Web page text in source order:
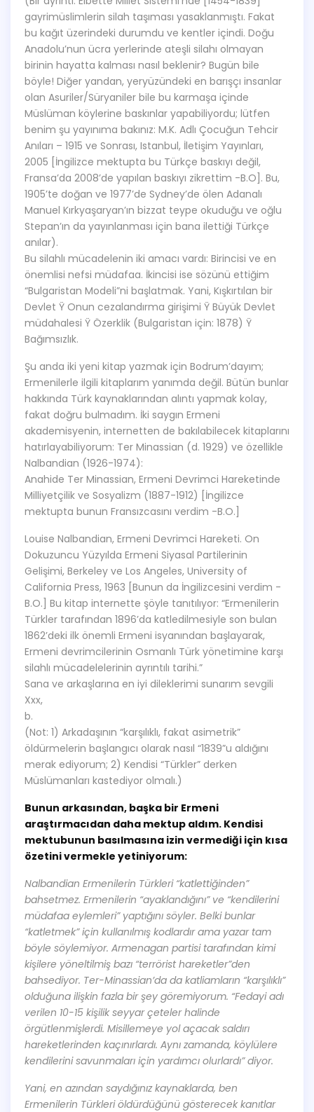
gayrimüslimlerin silah taşıması yasaklanmıştı. Fakat
bu kağıt üzerindeki durumdu ve kentler içindi. Doğu
Anadolu’nun ücra yerlerinde ateşli silahı olmayan
birinin hayatta kalması nasıl beklenir? Bugün bile
böyle! Diğer yandan, yeryüzündeki en barışçı insanlar
olan Asuriler/Süryaniler bile bu karmaşa içinde
Müslüman köylerine baskınlar yapabiliyordu; lütfen
benim şu yayınıma bakınız: M.K. Adlı Çocuğun Tehcir
Anıları – 1915 ve Sonrası, Istanbul, İletişim Yayınları,
2005 [İngilizce mektupta bu Türkçe baskıyı değil,
Fransa’da 2008’de yapılan baskıyı zikrettim -B.O]. Bu,
1905’te doğan ve 1977’de Sydney’de ölen Adanalı
Manuel Kırkyaşaryan’ın bizzat teype okuduğu ve oğlu
Stepan’ın da yayınlanması için bana ilettiği Türkçe
anılar).
Bu silahlı mücadelenin iki amacı vardı: Birincisi ve en
önemlisi nefsi müdafaa. İkincisi ise sözünü ettiğim
“Bulgaristan Modeli”ni başlatmak. Yani, Kışkırtılan bir
Devlet Ÿ Onun cezalandırma girişimi Ÿ Büyük Devlet
müdahalesi Ÿ Özerklik (Bulgaristan için: 1878) Ÿ
Bağımsızlık.
Şu anda iki yeni kitap yazmak için Bodrum’dayım;
Ermenilerle ilgili kitaplarım yanımda değil. Bütün bunlar
hakkında Türk kaynaklarından alıntı yapmak kolay,
fakat doğru bulmadım. İki saygın Ermeni
akademisyenin, internetten de bakılabilecek kitaplarını
hatırlayabiliyorum: Ter Minassian (d. 1929) ve özellikle
Nalbandian (1926-1974):
Anahide Ter Minassian, Ermeni Devrimci Hareketinde
Milliyetçilik ve Sosyalizm (1887-1912) [İngilizce
mektupta bunun Fransızcasını verdim -B.O.]
Louise Nalbandian, Ermeni Devrimci Hareketi. On
Dokuzuncu Yüzyılda Ermeni Siyasal Partilerinin
Gelişimi, Berkeley ve Los Angeles, University of
California Press, 1963 [Bunun da İngilizcesini verdim -
B.O.] Bu kitap internette şöyle tanıtılıyor: “Ermenilerin
Türkler tarafından 1896’da katledilmesiyle son bulan
1862’deki ilk önemli Ermeni isyanından başlayarak,
Ermeni devrimcilerinin Osmanlı Türk yönetimine karşı
silahlı mücadelelerinin ayrıntılı tarihi.”
Sana ve arkaşlarına en iyi dileklerimi sunarım sevgili
Xxx,
b.
(Not: 1) Arkadaşının “karşılıklı, fakat asimetrik”
öldürmelerin başlangıcı olarak nasıl “1839”u aldığını
merak ediyorum; 2) Kendisi “Türkler” derken
Müslümanları kastediyor olmalı.)
Bunun arkasından, başka bir Ermeni
araştırmacıdan daha mektup aldım. Kendisi
mektubunun basılmasına izin vermediği için kısa
özetini vermekle yetiniyorum:
Nalbandian Ermenilerin Türkleri “katlettiğinden”
bahsetmez. Ermenilerin “ayaklandığını” ve “kendilerini
müdafaa eylemleri” yaptığını söyler. Belki bunlar
“katletmek” için kullanılmış kodlardır ama yazar tam
böyle söylemiyor. Armenagan partisi tarafından kimi
kişilere yöneltilmiş bazı “terrörist hareketler”den
bahsediyor. Ter-Minassian’da da katliamların “karşılıklı”
olduğuna ilişkin fazla bir şey göremiyorum. “Fedayi adı
verilen 10-15 kişilik seyyar çeteler halinde
örgütlenmişlerdi. Misillemeye yol açacak saldırı
hareketlerinden kaçınırlardı. Aynı zamanda, köylülere
kendilerini savunmaları için yardımcı olurlardı” diyor.
Yani, en azından saydığınız kaynaklarda, ben
Ermenilerin Türkleri öldürdüğünü gösterecek kanıtlar